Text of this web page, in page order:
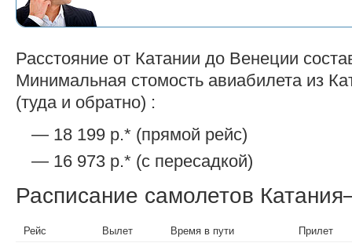
Расстояние от Катании до Венеции
Минимальная стомость авиабилета из
(туда и обратно) :
— 18 199 р.* (прямой рейс)
— 16 973 р.* (с пересадкой)
Расписание самолетов
Рейс Вылет Время в пути
Прилет